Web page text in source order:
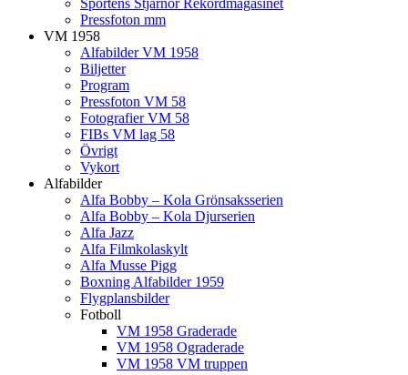
Sportens Stjärnor Rekordmagasinet
Pressfoton mm
VM 1958
Alfabilder VM 1958
Biljetter
Program
Pressfoton VM 58
Fotografier VM 58
FIBs VM lag 58
Övrigt
Vykort
Alfabilder
Alfa Bobby – Kola Grönsaksserien
Alfa Bobby – Kola Djurserien
Alfa Jazz
Alfa Filmkolaskylt
Alfa Musse Pigg
Boxning Alfabilder 1959
Flygplansbilder
Fotboll
VM 1958 Graderade
VM 1958 Ograderade
VM 1958 VM truppen